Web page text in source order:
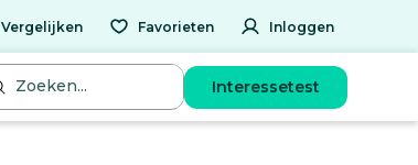
Vergelijken Favorieten Inloggen
Interessetest